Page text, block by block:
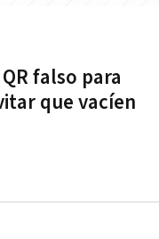
falso para
que vacíen